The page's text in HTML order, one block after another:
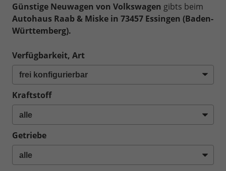
Günstige Neuwagen von Volkswagen gibts beim
Autohaus Raab & Miske in 73457 Essingen (Baden-
Württemberg).
Verfügbarkeit, Art
Kraftstoff
Getriebe